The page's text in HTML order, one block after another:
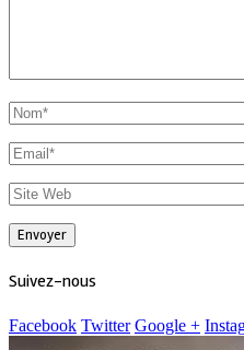
Suivez-nous
Facebook Twitter Google +